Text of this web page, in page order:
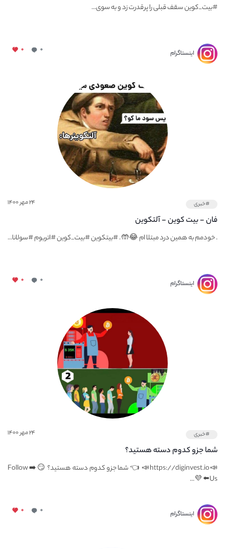
#بیت_کوین سقف قبلی را پرقدرت زد و به سوی...
اینستاگرام ۰ ۰
#خبری ۲۴ مهر ۱۴۰۰
فان - بیت کوین - آلتکوین
. خودمم به همین درد مبتلا ام 😂🤲 . #بیتکوین #بیت_کوین #اتریوم #سولانا...
اینستاگرام ۰ ۰
#خبری ۲۴ مهر ۱۴۰۰
شما جزو کدوم دسته هستید؟
📣https://diginvest.io📣 👈 شما جزو کدوم دسته هستید؟ 😏 ➡️ Follow
Us⬅️ 💜...
اینستاگرام ۰ ۰